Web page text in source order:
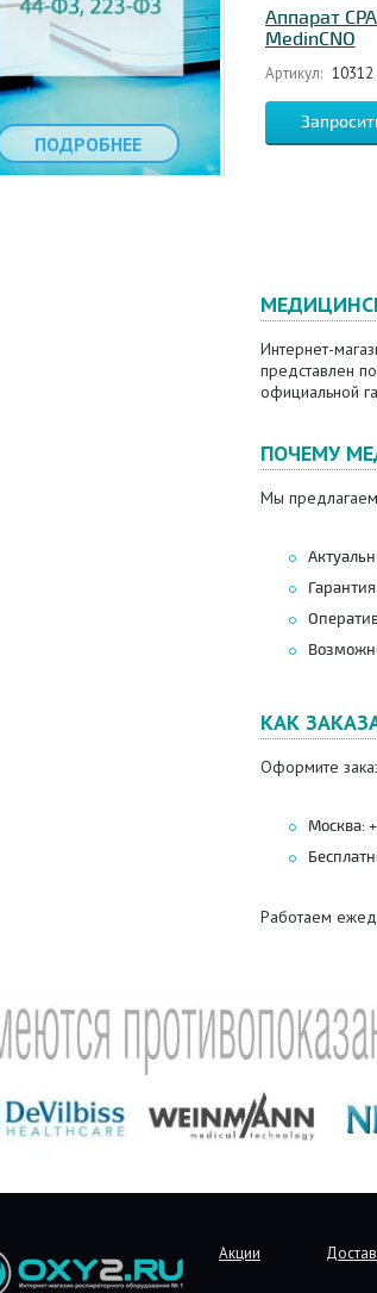
ПОДРОБНЕЕ
Аппарат
MedinCNO
Артикул: 10312
Интернет-
представлен
официальной
ПОЧЕМУ
Мы
КАК
Оформите
Москва:
Работаем
Акции